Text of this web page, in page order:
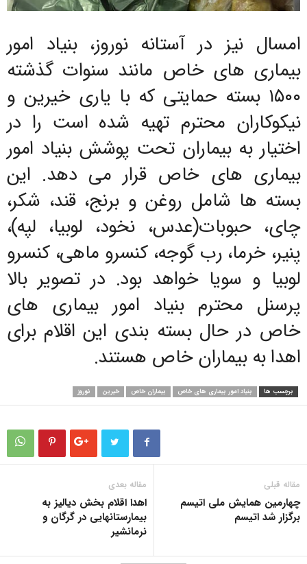
امسال نیز در آستانه نوروز، بنیاد امور
بیماری های خاص مانند سنوات گذشته
۱۵۰۰ بسته حمایتی که با یاری خیرین و
نیکوکاران محترم تهیه شده است را در
اختیار به بیماران تحت پوشش بنیاد امور
بیماری های خاص قرار می دهد. این
بسته ها شامل روغن و برنج، قند، شکر،
چای، حبوبات(عدس، نخود، لوبیا، لپه)،
پنیر، خرما، رب گوجه، کنسرو ماهی، کنسرو
لوبیا و سویا خواهد بود. در تصویر بالا
پرسنل محترم بنیاد امور بیماری های
خاص در حال بسته بندی این اقلام برای
اهدا به بیماران خاص هستند.
برچسب ها بنیاد امور بیماری های خاص بیماران خاص خیرین نوروز
مقاله قبلی
چهارمین همایش ملی اتیسم
برگزار شد اتیسم
مقاله بعدی
اهدا اقلام بخش دیالیز به
بیمارستانهایی در گرگان و
نرمانشیر